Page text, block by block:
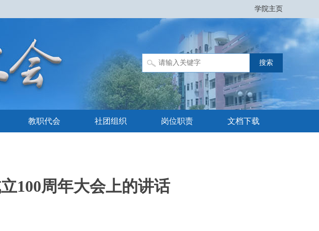
学院主页
教职代会 社团组织 岗位职责 文档下载
100周年大会上的讲话